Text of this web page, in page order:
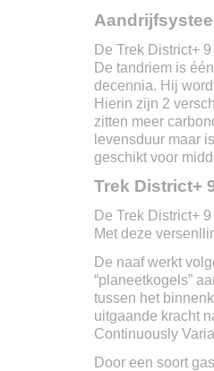
Aantal
Snelheidsmeter
Standaard
One key systeem
Anti lek banden
Geveerde voorvork
Garantie op frame
Garantie op accu
De Trek District+
De tandriem is
decennia. Hij
Hierin zijn 2
zitten meer
levensduur maar
geschikt voor
Trek District+
De Trek District+
Met deze
De naaf werkt
“planeetkogels”
tussen het
uitgaande kracht
Continuously
Door een soort